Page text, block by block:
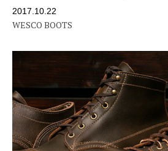
2017.10.22
WESCO BOOTS